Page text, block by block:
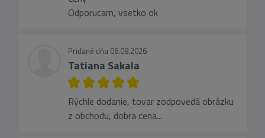
Odporucam, vsetko ok
Pridané dňa 06.08.2026
Tatiana Sakala
Rýchle dodanie, tovar zodpovedá obrázku
z obchodu, dobra cena...